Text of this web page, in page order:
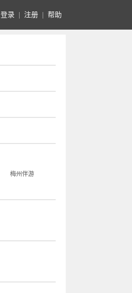
登录 注册 帮助
梅州伴游